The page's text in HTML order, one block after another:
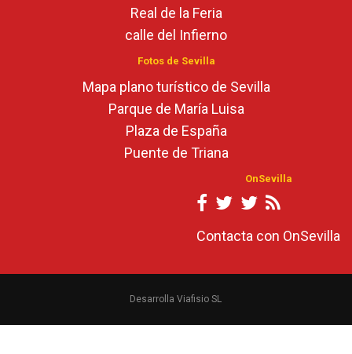
Real de la Feria
calle del Infierno
Fotos de Sevilla
Mapa plano turístico de Sevilla
Parque de María Luisa
Plaza de España
Puente de Triana
OnSevilla
Contacta con OnSevilla
Desarrolla Viafisio SL